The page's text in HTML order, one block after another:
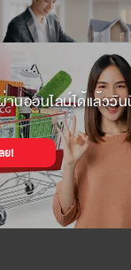
านออนไลน์ได้แล้ววั
ย!